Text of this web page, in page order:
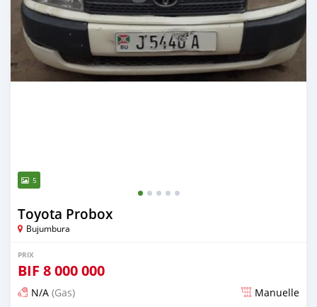
5
Toyota Probox
Bujumbura
PRIX
BIF 8 000 000
N/A (Gas) Manuelle